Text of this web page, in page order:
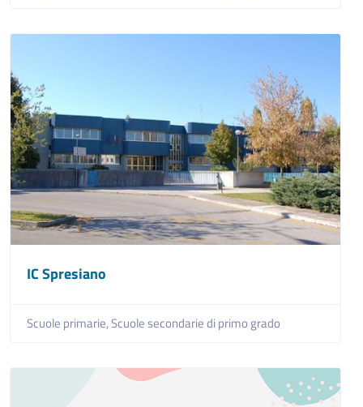
IC Spresiano
Scuole primarie,Scuole secondarie di primo grado